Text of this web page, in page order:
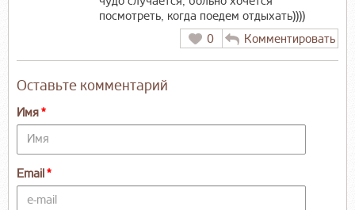
посмотреть, когда поедем отдыхать))))
0
Комментировать
Оставьте комментарий
Имя
Email